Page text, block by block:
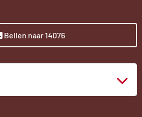
Bellen naar 14076